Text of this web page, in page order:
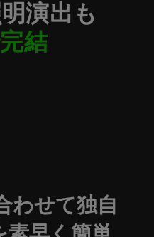
演出も
結
わせて独自